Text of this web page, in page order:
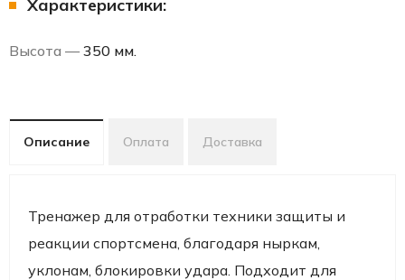
Характеристики:
Высота — 350 мм.
Описание Оплата Доставка
Тренажер для отработки техники защиты и
реакции спортсмена, благодаря ныркам,
уклонам, блокировки удара. Подходит для